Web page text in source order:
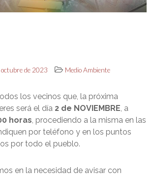
octubre de 2023
Medio Ambiente
los vecinos que, la próxima
será el día 2 de NOVIEMBRE, a
horas, procediendo a la misma en las
por teléfono y en los puntos
por todo el pueblo.
en la necesidad de avisar con